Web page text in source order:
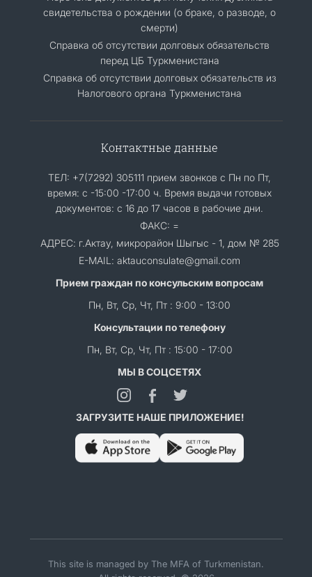
свидетельства о рождении (о браке, о разводе, о
смерти)
Справка об отсутствии долговых обязательств
перед ЦБ Туркменистана
Справка об отсутствии долговых обязательств из
Налогового органа Туркменистана
Контактные данные
ТЕЛ: +7(7292) 305111 прием звонков с Пн по Пт,
время: с -15:00 -17:00 ч. Время выдачи готовых
документов: с 16 до 17 часов в рабочие дни.
ФАКС: =
АДРЕС: г.Актау, микрорайон Шыгыс - 1, дом № 285
E-MAIL: aktauconsulate@gmail.com
Прием граждан по консульским вопросам
Пн, Вт, Ср, Чт, Пт : 9:00 - 13:00
Консультации по телефону
Пн, Вт, Ср, Чт, Пт : 15:00 - 17:00
МЫ В СОЦСЕТЯХ
ЗАГРУЗИТЕ НАШЕ ПРИЛОЖЕНИЕ!
This site is managed by The MFA of Turkmenistan.